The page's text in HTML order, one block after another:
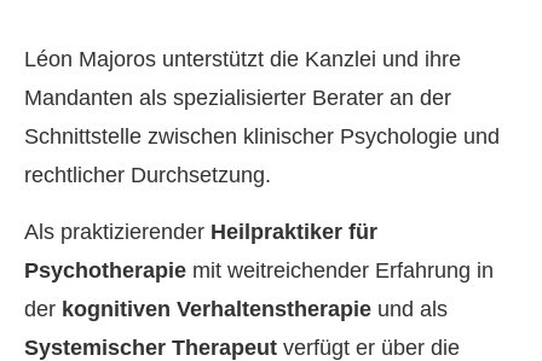
Léon Majoros unterstützt die Kanzlei und ihre
Mandanten als spezialisierter Berater an der
Schnittstelle zwischen klinischer Psychologie und
rechtlicher Durchsetzung.
Als praktizierender Heilpraktiker für
Psychotherapie mit weitreichender Erfahrung in
der kognitiven Verhaltenstherapie und als
Systemischer Therapeut verfügt er über die